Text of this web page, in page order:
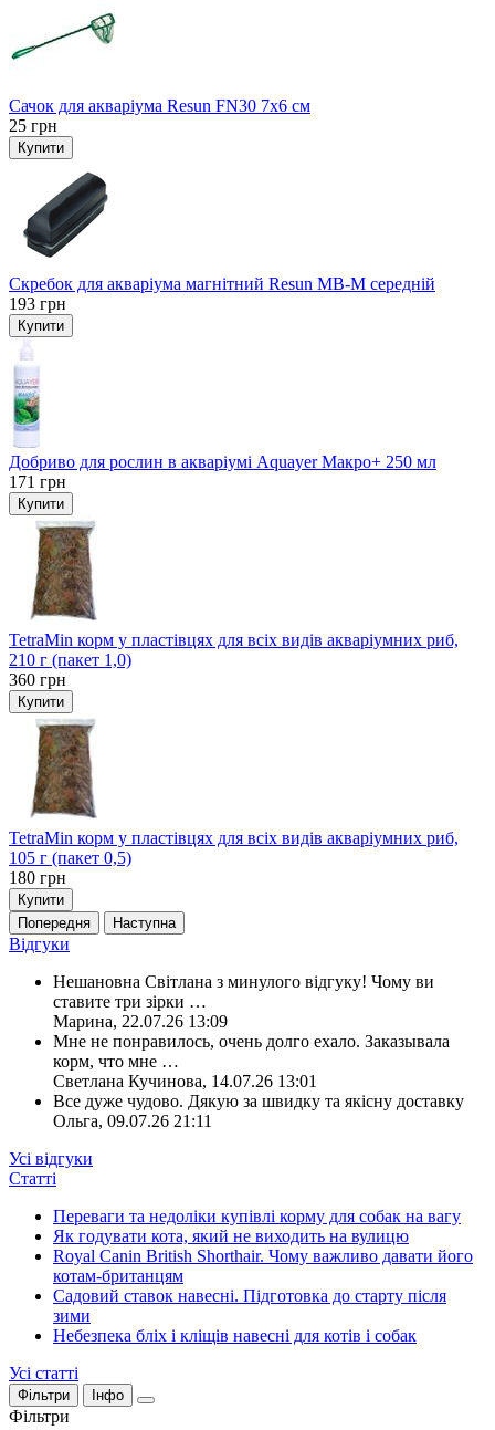
Сачок для акваріума Resun FN30 7х6 см
25 грн
Купити
Скребок для акваріума магнітний Resun MB-M середній
193 грн
Купити
Добриво для рослин в акваріумі Aquayer Макро+ 250 мл
171 грн
Купити
TetraMin корм у пластівцях для всіх видів акваріумних риб,
210 г (пакет 1,0)
360 грн
Купити
TetraMin корм у пластівцях для всіх видів акваріумних риб,
105 г (пакет 0,5)
180 грн
Купити
Попередня
Наступна
Відгуки
Нешановна Світлана з минулого відгуку! Чому ви
ставите три зірки …
Марина, 22.07.26 13:09
Мне не понравилось, очень долго ехало. Заказывала
корм, что мне …
Светлана Кучинова, 14.07.26 13:01
Все дуже чудово. Дякую за швидку та якісну доставку
Ольга, 09.07.26 21:11
Усі відгуки
Статті
Переваги та недоліки купівлі корму для собак на вагу
Як годувати кота, який не виходить на вулицю
Royal Canin British Shorthair. Чому важливо давати його
котам-британцям
Садовий ставок навесні. Підготовка до старту після
зими
Небезпека бліх і кліщів навесні для котів і собак
Усі статті
Фільтри Інфо
Фільтри